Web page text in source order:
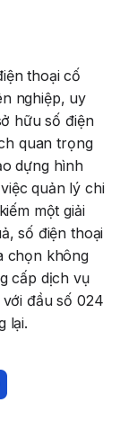
thoại cố
nghiệp, uy
hữu số điện
quan trọng
dựng hình
quản lý chi
một giải
số điện thoại
chọn không
cấp dịch vụ
đầu số 024
lại.